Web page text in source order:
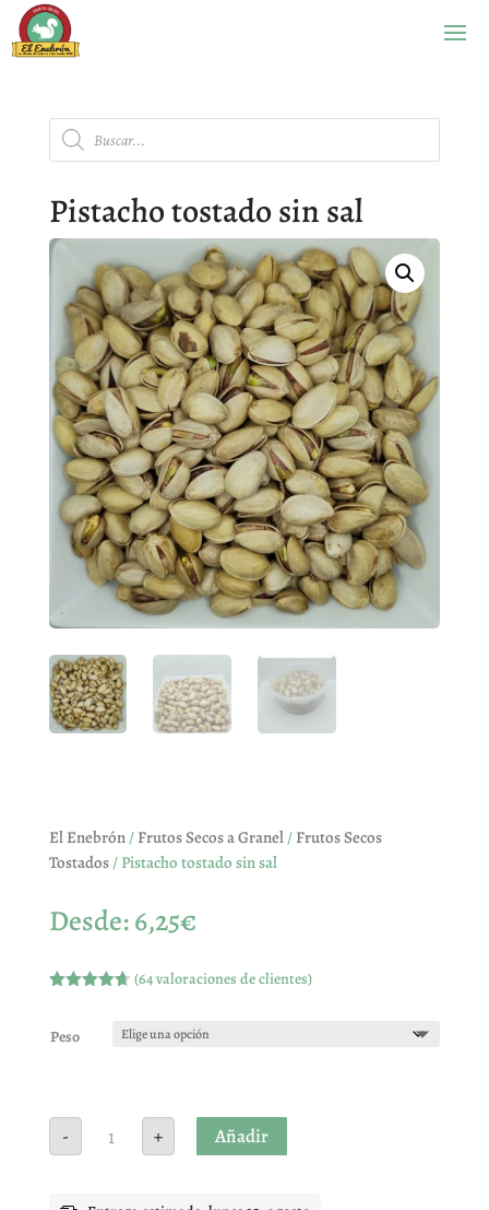
Búsqueda
de
productos
Pistacho tostado sin sal
El Enebrón/ Frutos Secos a Granel/ Frutos Secos
Tostados/ Pistacho tostado sin sal
Desde:6,25€
de 5 en
base a
(64valoraciones de clientes)
Peso
- tostado + Añadir